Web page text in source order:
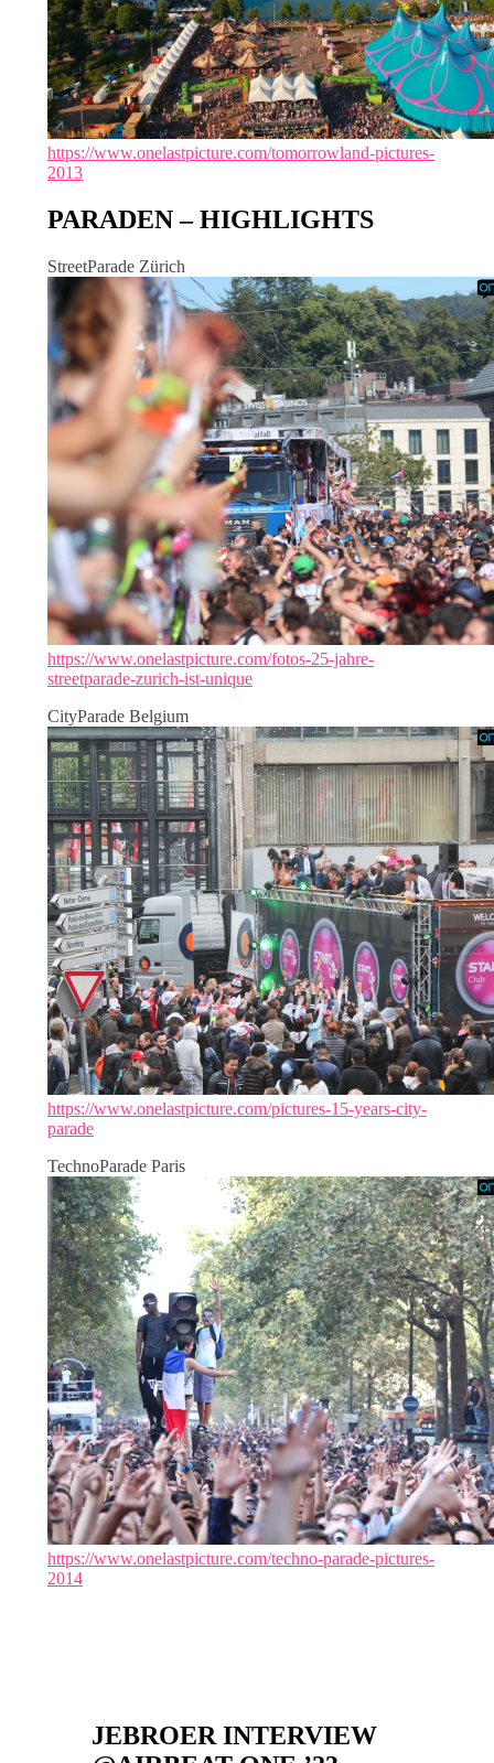
https://www.onelastpicture.com/tomorrowland-pictures-
2013
PARADEN – HIGHLIGHTS
StreetParade Zürich
https://www.onelastpicture.com/fotos-25-jahre-
streetparade-zurich-ist-unique
CityParade Belgium
https://www.onelastpicture.com/pictures-15-years-city-
parade
TechnoParade Paris
https://www.onelastpicture.com/techno-parade-pictures-
2014
JEBROER INTERVIEW